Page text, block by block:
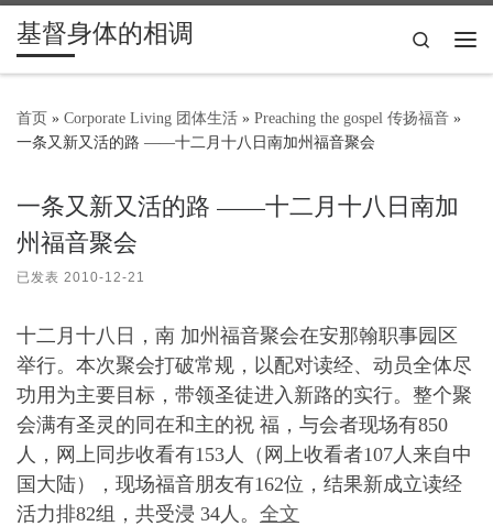
Skip to content
基督身体的相调
Search
首页 » Corporate Living 团体生活 » Preaching the gospel 传扬福音 »
一条又新又活的路 ——十二月十八日南加州福音聚会
一条又新又活的路 ——十二月十八日南加
州福音聚会
已发表 2010-12-21
十二月十八日，南 加州福音聚会在安那翰职事园区
举行。本次聚会打破常规，以配对读经、动员全体尽
功用为主要目标，带领圣徒进入新路的实行。整个聚
会满有圣灵的同在和主的祝 福，与会者现场有850
人，网上同步收看有153人（网上收看者107人来自中
国大陆），现场福音朋友有162位，结果新成立读经
活力排82组，共受浸 34人。 全文